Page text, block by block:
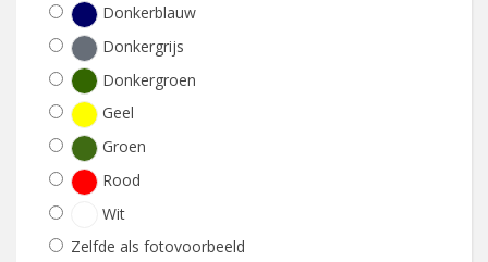
Donkerblauw
Donkergrijs
Donkergroen
Geel
Groen
Rood
Wit
Zelfde als fotovoorbeeld